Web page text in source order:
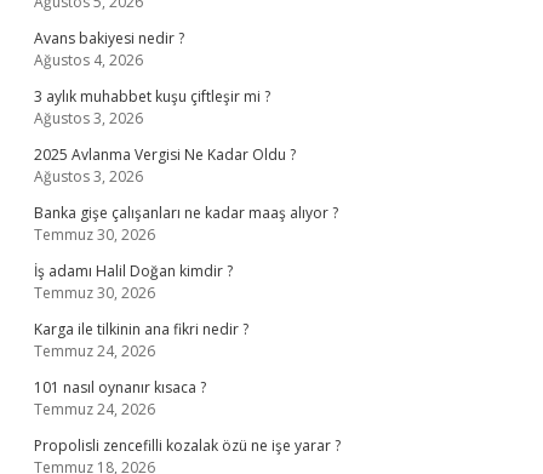
Avans bakiyesi nedir ?
Ağustos 4, 2026
3 aylık muhabbet kuşu çiftleşir mi ?
Ağustos 3, 2026
2025 Avlanma Vergisi Ne Kadar Oldu ?
Ağustos 3, 2026
Banka gişe çalışanları ne kadar maaş alıyor ?
Temmuz 30, 2026
İş adamı Halil Doğan kimdir ?
Temmuz 30, 2026
Karga ile tilkinin ana fikri nedir ?
Temmuz 24, 2026
101 nasıl oynanır kısaca ?
Temmuz 24, 2026
Propolisli zencefilli kozalak özü ne işe yarar ?
Temmuz 18, 2026